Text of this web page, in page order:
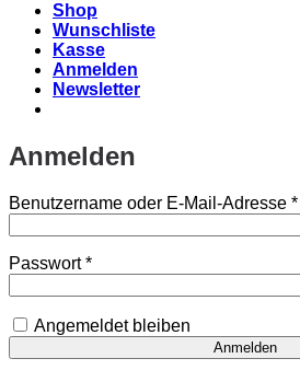
Shop
Wunschliste
Kasse
Anmelden
Newsletter
Anmelden
Benutzername oder E-Mail-Adresse *
Passwort*Erforderlich
Angemeldet bleiben
Anmelden